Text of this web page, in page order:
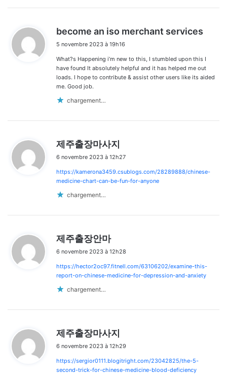
become an iso merchant services
:
5 novembre 2023 à 19h16
What?s Happening i’m new to this, I stumbled upon this I
have found It absolutely helpful and it has helped me out
loads. I hope to contribute & assist other users like its aided
me. Good job.
chargement…
제주출장마사지
t
:
6 novembre 2023 à 12h27
https://kamerona3459.csublogs.com/28289888/chinese-
medicine-chart-can-be-fun-for-anyone
chargement…
제주출장안마
t
:
6 novembre 2023 à 12h28
https://hector2oc97.fitnell.com/63106202/examine-this-
report-on-chinese-medicine-for-depression-and-anxiety
chargement…
제주출장마사지
t
:
6 novembre 2023 à 12h29
https://sergior0111.blogitright.com/23042825/the-5-
second-trick-for-chinese-medicine-blood-deficiency